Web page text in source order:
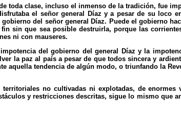
toda clase, incluso el inmenso de la tradición, fue
el señor general Díaz y a pesar de su loco
del señor general Díaz. Puede el gobierno
sin que sea posible destruirla, porque las
ni con mauseres.
del gobierno del general Díaz y la
la paz al país a pesar de que todos sincera y
aquella tendencia de algún modo, o triunfando la
no cultivadas ni explotadas, de
y restricciones descritas, sigue lo mismo